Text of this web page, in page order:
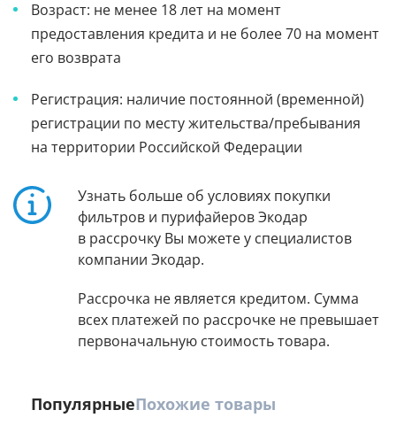
Возраст: не менее 18 лет на момент
предоставления кредита и не более 70 на момент
его возврата
Регистрация: наличие постоянной (временной)
регистрации по месту жительства/пребывания
на территории Российской Федерации
Узнать больше об условиях покупки
фильтров и пурифайеров Экодар
в рассрочку Вы можете у специалистов
компании Экодар.
Рассрочка не является кредитом. Сумма
всех платежей по рассрочке не превышает
первоначальную стоимость товара.
ПопулярныеПохожие товары